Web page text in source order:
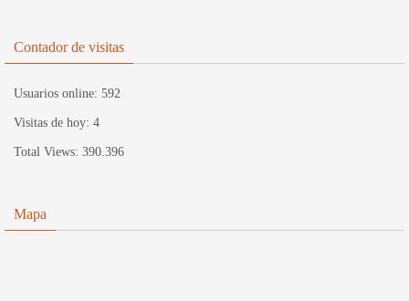
Contador de visitas
Usuarios online: 592
Visitas de hoy: 4
Total Views: 390.396
Mapa